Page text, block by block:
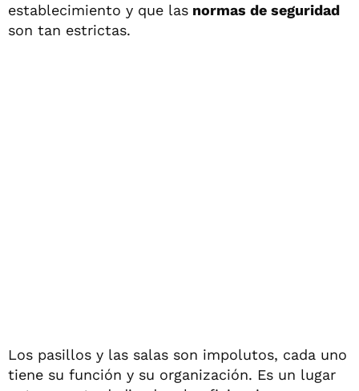
establecimiento y que las normas de seguridad
son tan estrictas.
Los pasillos y las salas son impolutos, cada uno
tiene su función y su organización. Es un lugar